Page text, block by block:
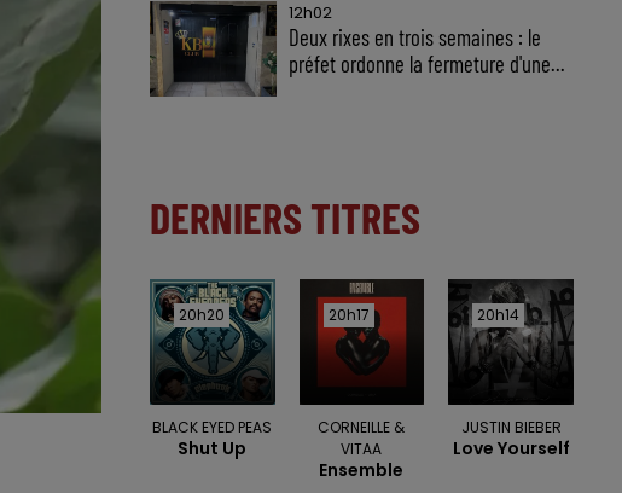
12h02
Deux rixes en trois semaines : le
préfet ordonne la fermeture d'une...
DERNIERS TITRES
20h20
20h20
BLACK EYED PEAS
Shut Up
20h17
20h17
CORNEILLE &
VITAA
Ensemble
20h14
20h14
JUSTIN BIEBER
Love Yourself